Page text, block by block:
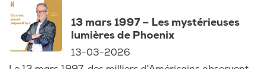
ces moments forts sous un nouveau jour, et
laissez-vous emporter par la nostalgie des
années passées.
13 mars 1997 – Les mystérieuses
lumières de Phoenix
13-03-2026